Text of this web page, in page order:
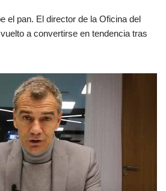
el pan. El director de la Oficina del
a convertirse en tendencia tras